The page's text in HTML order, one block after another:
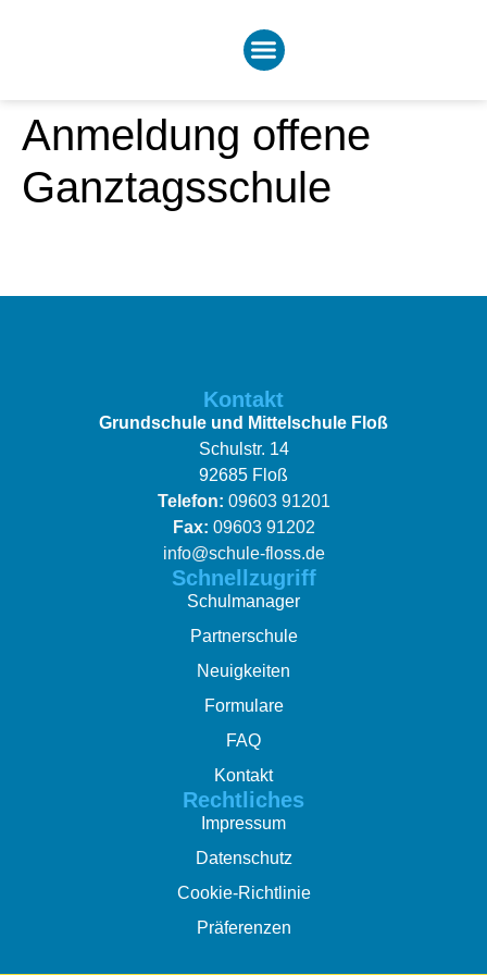
Anmeldung offene
Ganztagsschule
Kontakt
Grundschule und Mittelschule Floß
Schulstr. 14
92685 Floß
Telefon: 09603 91201
Fax: 09603 91202
info@schule-floss.de
Schnellzugriff
Schulmanager
Partnerschule
Neuigkeiten
Formulare
FAQ
Kontakt
Rechtliches
Impressum
Datenschutz
Cookie-Richtlinie
Präferenzen